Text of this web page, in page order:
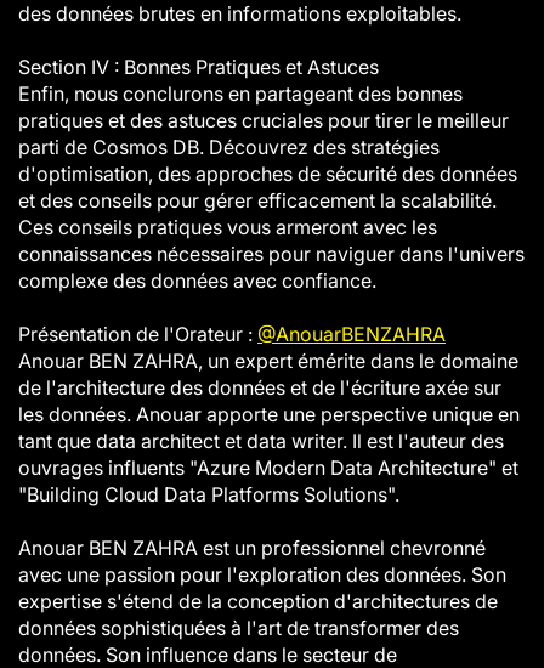
des données brutes en informations exploitables.
Section IV : Bonnes Pratiques et Astuces
Enfin, nous conclurons en partageant des bonnes
pratiques et des astuces cruciales pour tirer le meilleur
parti de Cosmos DB. Découvrez des stratégies
d'optimisation, des approches de sécurité des données
et des conseils pour gérer efficacement la scalabilité.
Ces conseils pratiques vous armeront avec les
connaissances nécessaires pour naviguer dans l'univers
complexe des données avec confiance.
Présentation de l'Orateur : @AnouarBENZAHRA
Anouar BEN ZAHRA, un expert émérite dans le domaine
de l'architecture des données et de l'écriture axée sur
les données. Anouar apporte une perspective unique en
tant que data architect et data writer. Il est l'auteur des
ouvrages influents "Azure Modern Data Architecture" et
"Building Cloud Data Platforms Solutions".
Anouar BEN ZAHRA est un professionnel chevronné
avec une passion pour l'exploration des données. Son
expertise s'étend de la conception d'architectures de
données sophistiquées à l'art de transformer des
données. Son influence dans le secteur de